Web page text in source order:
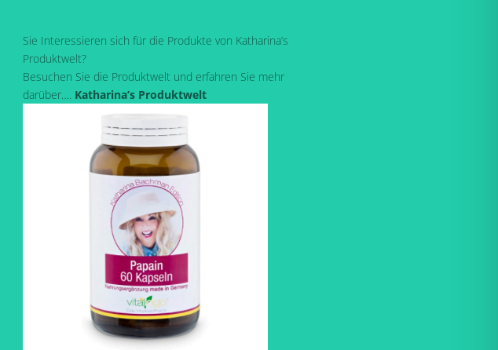
Sie Interessieren sich für die Produkte von Katharina’s
Produktwelt?
Besuchen Sie die Produktwelt und erfahren Sie mehr
darüber….
Katharina’s Produktwelt